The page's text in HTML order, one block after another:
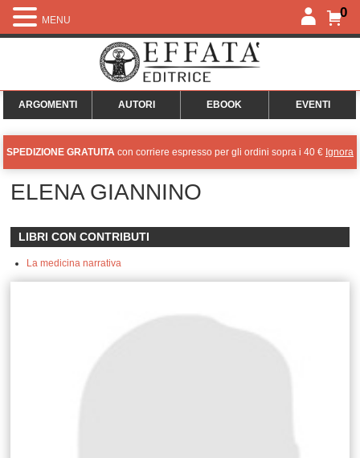
0
ARGOMENTI AUTORI EBOOK EVENTI
SPEDIZIONE GRATUITA con corriere espresso per gli ordini sopra i 40 € Ignora
ELENA GIANNINO
LIBRI CON CONTRIBUTI
La medicina narrativa
MENU